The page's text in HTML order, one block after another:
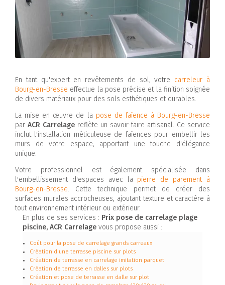
En tant qu'expert en revêtements de sol, votre carreleur à
Bourg-en-Bresse effectue la pose précise et la finition soignée
de divers matériaux pour des sols esthétiques et durables.
La mise en œuvre de la pose de faïence à Bourg-en-Bresse
par ACR Carrelage reflète un savoir-faire artisanal. Ce service
inclut l'installation méticuleuse de faïences pour embellir les
murs de votre espace, apportant une touche d'élégance
unique.
Votre professionnel est également spécialisée dans
l'embellissement d'espaces avec la pierre de parement à
Bourg-en-Bresse. Cette technique permet de créer des
surfaces murales accrocheuses, ajoutant texture et caractère à
tout environnement intérieur ou extérieur.
En plus de ses services : Prix pose de carrelage plage
piscine, ACR Carrelage vous propose aussi :
Coût pour la pose de carrelage grands carreaux
Création d'une terrasse piscine sur plots
Création de terrasse en carrelage imitation parquet
Création de terrasse en dalles sur plots
Création et pose de terrasse en dalle sur plot